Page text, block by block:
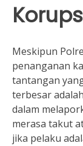
Meskipun
penanganan
tantangan
terbesar
dalam
merasa takut
jika pelaku